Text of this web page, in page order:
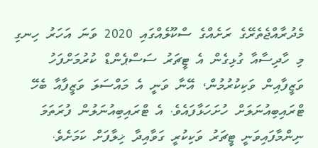
މެދުރާއްޖެތެރޭގެ ރަށެއްގެ ސްކޫލެއްގައި 2020 ވަނަ އަހަރު ހިނގި
މި ހާދިސާއާ ގުޅިގެން އެ ޓީޗަރު ސަސްޕެންޑް ކުރުމަށްފަހު
ވަޒީފާއިން ވަކިކުރުމުން، އޭނާ ވަނީ އެ މައްސަލަ ވަޒީފާއާ ބެހޭ
ޓްރައިބިއުނަލަށް ހުށަހަޅާފައެވެ. އެ ޓްރައިބިއުނަލުން ފުރަތަމަ
ނިންމާފައިވަނީ ޓީޗަރު ވަކިކުރީ ގަވާއިދާ ޚިލާފަށް ކަމަށެވެ.